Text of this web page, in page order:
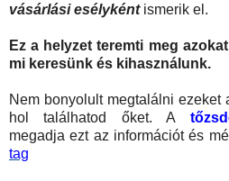
vásárlási esélykéntismerik el.
Ez a helyzet teremti meg
mi keresünk és kihasználunk.
Nem bonyolult megtalálni ezeket
hol találhatod őket. A
megadja ezt az információt és
tag